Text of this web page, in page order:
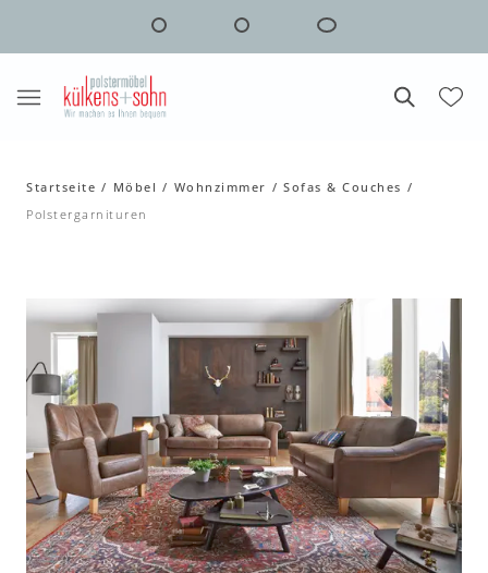
Startseite Möbel Wohnzimmer
Sofas & Couches
Polstergarnituren